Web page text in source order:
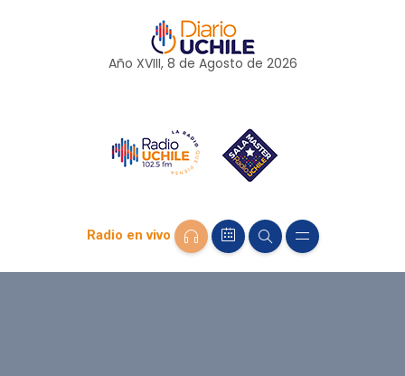
Año XVIII, 8 de Agosto de 2026
Radio en vivo